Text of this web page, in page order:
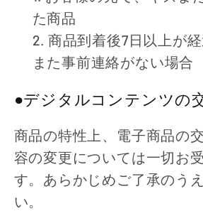
た商品
商品到着後7日以上が経
また事前連絡がない場合
●デジタルコンテンツの
商品の特性上、電子商品の
容の変更については一切お
す。あらかじめご了承のう
い。